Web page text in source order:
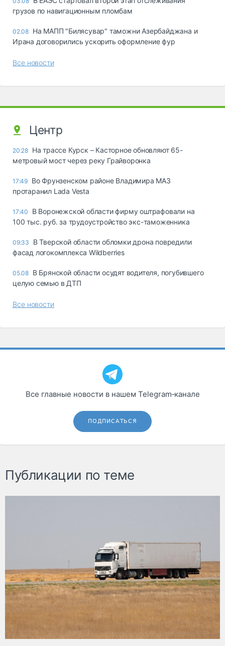
грузов по навигационным пломбам
02.08 На МАПП "Билясувар" таможни Азербайджана и
Ирана договорились ускорить оформление фур
Все новости
Центр
20:28 На трассе Курск – Касторное обновляют 65-
метровый мост через реку Грайворонка
17:49 Во Фрунзенском районе Владимира МАЗ
протаранил Lada Vesta
17:40
В Воронежской области фирму оштрафовали на
100 тыс. руб. за трудоустройство экс-таможенника
09:33
В Тверской области обломки дрона повредили
фасад логокомплекса Wildberries
05.08 В Брянской области осудят водителя, погубившего
целую семью в ДТП
Все новости
Все главные новости в нашем Telegram‑канале
ПОДПИСАТЬСЯ
Публикации по теме